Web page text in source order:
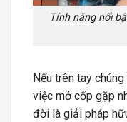
Tính năng nổi
Nếu trên tay
việc mở cốp gặp
đời là giải pháp